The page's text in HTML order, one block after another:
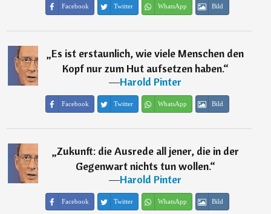
Facebook Twitter WhatsApp Bild
„Es ist erstaunlich, wie viele Menschen den
Kopf nur zum Hut aufsetzen haben.“
―Harold Pinter
Facebook Twitter WhatsApp Bild
„Zukunft: die Ausrede all jener, die in der
Gegenwart nichts tun wollen.“
―Harold Pinter
Facebook Twitter WhatsApp Bild